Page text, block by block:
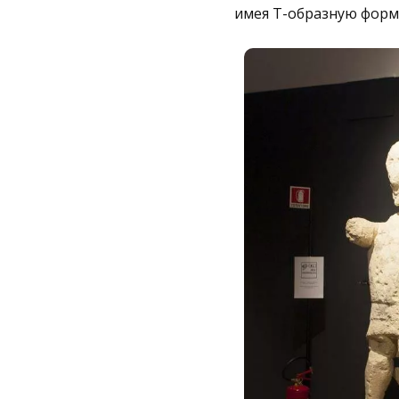
имея Т-образную